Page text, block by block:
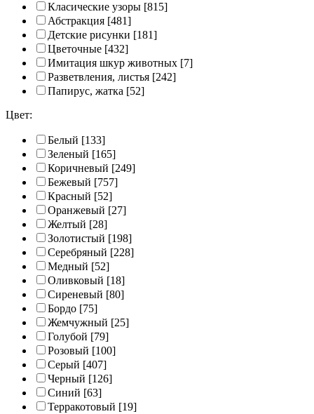
Класические узоры [815]
Абстракция [481]
Детские рисунки [181]
Цветочные [432]
Имитация шкур животных [7]
Разветвления, листья [242]
Папирус, жатка [52]
Цвет:
Белый [133]
Зеленый [165]
Коричневый [249]
Бежевый [757]
Красный [52]
Оранжевый [27]
Желтый [28]
Золотистый [198]
Серебряный [228]
Медный [52]
Оливковый [18]
Сиреневый [80]
Бордо [75]
Жемчужный [25]
Голубой [79]
Розовый [100]
Серый [407]
Черный [126]
Синий [63]
Терракотовый [19]